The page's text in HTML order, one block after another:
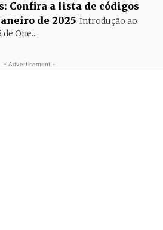
Confira a lista de códigos
de 2025 Introdução ao
One...
- Advertisement -